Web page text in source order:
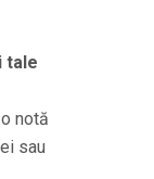
tale
notă
sau